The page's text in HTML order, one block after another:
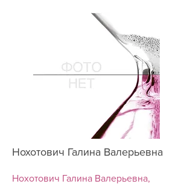
Нохотович Галина Валерьевна
Нохотович Галина Валерьевна,